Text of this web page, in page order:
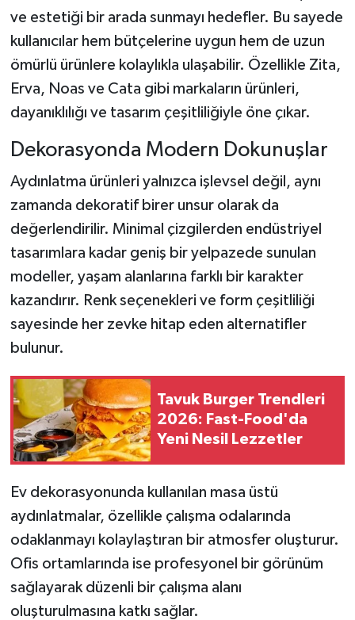
ve estetiği bir arada sunmayı hedefler. Bu sayede
kullanıcılar hem bütçelerine uygun hem de uzun
ömürlü ürünlere kolaylıkla ulaşabilir. Özellikle Zita,
Erva, Noas ve Cata gibi markaların ürünleri,
dayanıklılığı ve tasarım çeşitliliğiyle öne çıkar.
Dekorasyonda Modern Dokunuşlar
Aydınlatma ürünleri yalnızca işlevsel değil, aynı
zamanda dekoratif birer unsur olarak da
değerlendirilir. Minimal çizgilerden endüstriyel
tasarımlara kadar geniş bir yelpazede sunulan
modeller, yaşam alanlarına farklı bir karakter
kazandırır. Renk seçenekleri ve form çeşitliliği
sayesinde her zevke hitap eden alternatifler
bulunur.
Tavuk Burger Trendleri
2026: Fast-Food'da
Yeni Nesil Lezzetler
Ev dekorasyonunda kullanılan masa üstü
aydınlatmalar, özellikle çalışma odalarında
odaklanmayı kolaylaştıran bir atmosfer oluşturur.
Ofis ortamlarında ise profesyonel bir görünüm
sağlayarak düzenli bir çalışma alanı
oluşturulmasına katkı sağlar.